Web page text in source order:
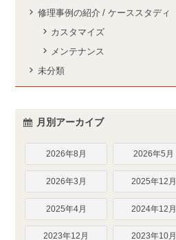
修理事例の紹介 / ケーススタディ
カスタマイズ
メンテナンス
未分類
月別アーカイブ
2026年8月 2026年5月
2026年3月 2025年12月
2025年4月 2024年12月
2023年12月 2023年10月